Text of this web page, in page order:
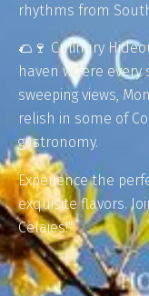
rhythms from
🌮🍷 Culinary
haven where
sweeping views,
relish in some of
gastronomy.
Experience the
exquisite flavors.
Celajes!"